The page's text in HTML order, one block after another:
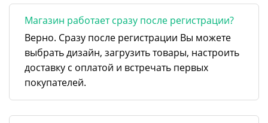
Магазин работает сразу после регистрации?
Верно. Сразу после регистрации Вы можете
выбрать дизайн, загрузить товары, настроить
доставку с оплатой и встречать первых
покупателей.